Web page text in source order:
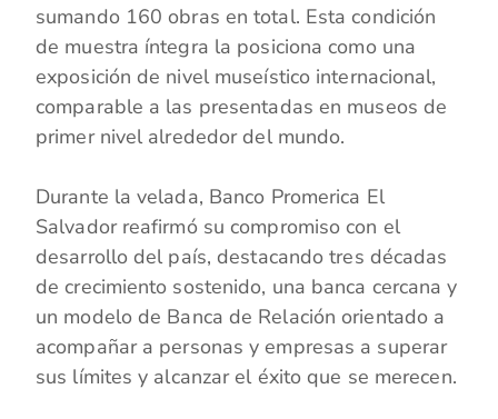
sumando 160 obras en total. Esta condición
de muestra íntegra la posiciona como una
exposición de nivel museístico internacional,
comparable a las presentadas en museos de
primer nivel alrededor del mundo.
Durante la velada, Banco Promerica El
Salvador reafirmó su compromiso con el
desarrollo del país, destacando tres décadas
de crecimiento sostenido, una banca cercana y
un modelo de Banca de Relación orientado a
acompañar a personas y empresas a superar
sus límites y alcanzar el éxito que se merecen.